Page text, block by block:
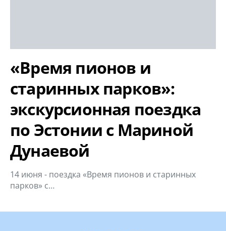
«Время пионов и
старинных парков»:
экскурсионная поездка
по Эстонии с Мариной
Дунаевой
14 июня - поездка «Время пионов и старинных
парков» с…